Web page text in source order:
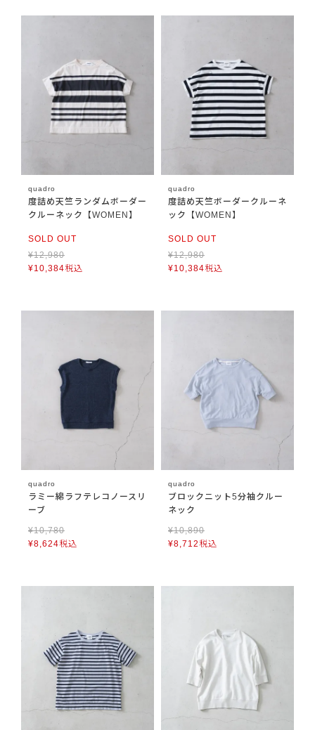
quadro
度詰め天竺ランダムボーダー
クルーネック【WOMEN】
SOLD OUT
¥12,980
¥10,384税込
quadro
度詰め天竺ボーダークルーネ
ック【WOMEN】
SOLD OUT
¥12,980
¥10,384税込
quadro
ラミー綿ラフテレコノースリ
ーブ
¥10,780
¥8,624税込
quadro
ブロックニット5分袖クルー
ネック
¥10,890
¥8,712税込